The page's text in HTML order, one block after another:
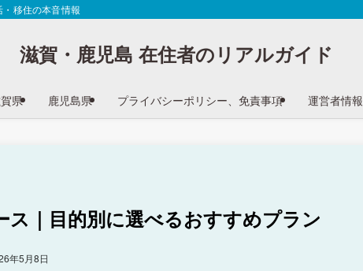
移住の本音情報
滋賀・鹿児島 在住者のリアルガイド
県 鹿児島県 プライバシーポリシー、免責事項 運営者情報
ス｜目的別に選べるおすすめプラン
年5月8日